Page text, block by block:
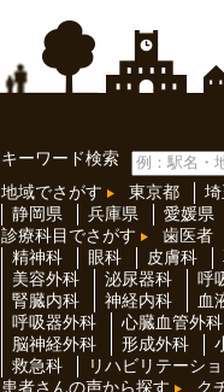
キーワード検索
地域でさがす
東京都
静岡県
兵庫県 愛媛県
診療科目でさがす
歯医者
精神科
眼科 皮膚科
美容外科
泌尿器科 呼
腎臓内科
神経内科 血
呼吸器外科
心臓血管外科
脳神経外科
形成外科
救急科
リハビリテーシ
患者さんの声から探す
ク